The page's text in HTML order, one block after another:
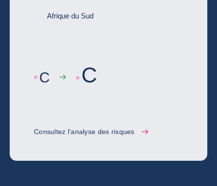
Afrique du Sud
C C
Consultez l'analyse des risques